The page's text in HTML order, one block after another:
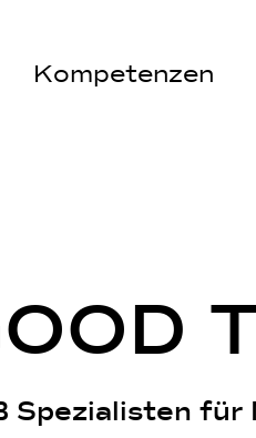
Kompetenzen
OOD
Spezialisten für